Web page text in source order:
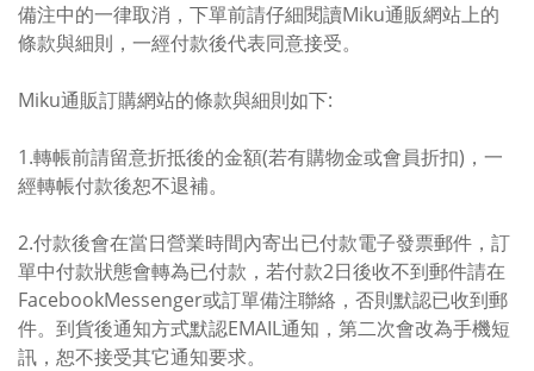
備注中的一律取消，下單前請仔細閱讀Miku通販網站上的
條款與細則，一經付款後代表同意接受。
Miku通販訂購網站的條款與細則如下:
1.轉帳前請留意折抵後的金額(若有購物金或會員折扣)，一
經轉帳付款後恕不退補。
2.付款後會在當日營業時間內寄出已付款電子發票郵件，訂
單中付款狀態會轉為已付款，若付款2日後收不到郵件請在
FacebookMessenger或訂單備注聯絡，否則默認已收到郵
件。到貨後通知方式默認EMAIL通知，第二次會改為手機短
訊，恕不接受其它通知要求。